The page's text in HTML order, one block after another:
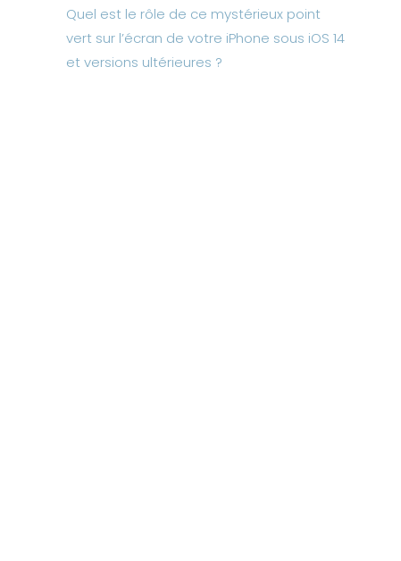
Quel est le rôle de ce mystérieux point
vert sur l’écran de votre iPhone sous iOS 14
et versions ultérieures ?